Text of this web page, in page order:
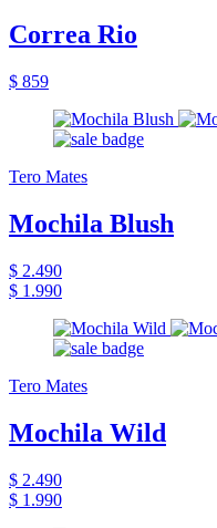
Correa Rio
$ 859
Tero Mates
Mochila Blush
$ 2.490
$ 1.990
Tero Mates
Mochila Wild
$ 2.490
$ 1.990